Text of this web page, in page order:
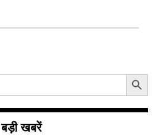
Search Button
बड़ी खबरें